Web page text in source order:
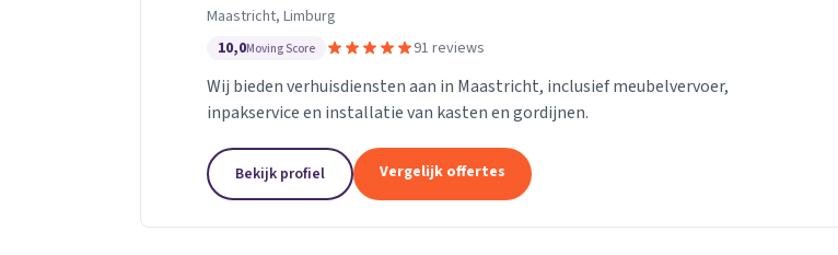
Maastricht, Limburg
10,0Moving Score 91 reviews
Wij bieden verhuisdiensten aan in Maastricht, inclusief meubelvervoer,
inpakservice en installatie van kasten en gordijnen.
Bekijk profiel Vergelijk offertes